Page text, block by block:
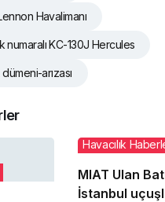
Havalimanı
KC-130J Hercules
arızası
MIAT Ulan
İstanbul
Havacılık